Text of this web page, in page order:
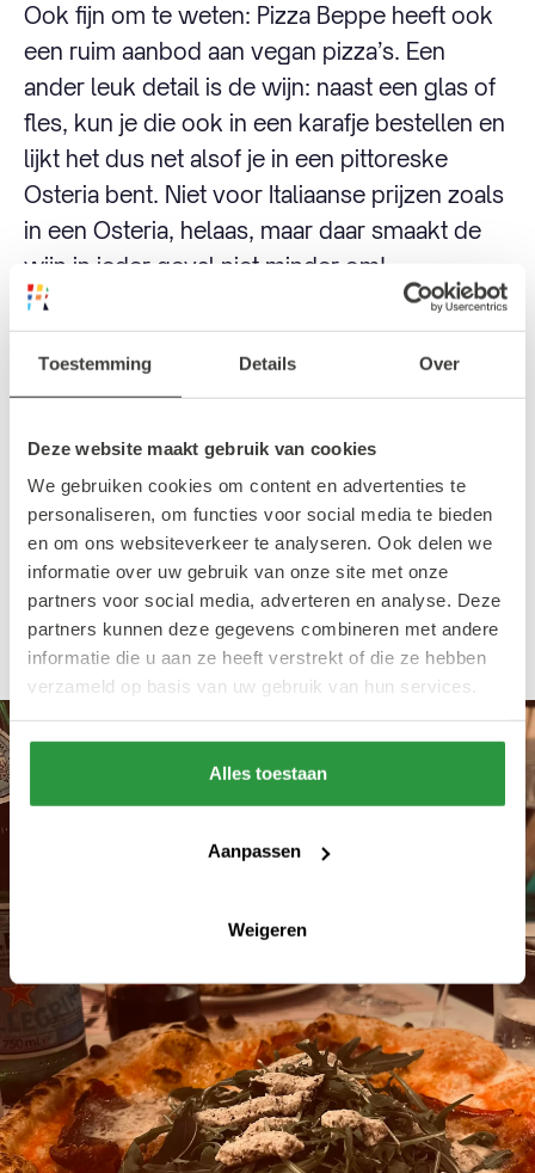
Toestemming Details Over
Deze website maakt gebruik van cookies
We gebruiken cookies om content en advertenties te
personaliseren, om functies voor social media te bieden
en om ons websiteverkeer te analyseren. Ook delen we
informatie over uw gebruik van onze site met onze
partners voor social media, adverteren en analyse. Deze
partners kunnen deze gegevens combineren met andere
informatie die u aan ze heeft verstrekt of die ze hebben
verzameld op basis van uw gebruik van hun services.
Alles toestaan
Aanpassen
Weigeren
Ook fijn om te weten: Pizza Beppe heeft ook
een ruim aanbod aan vegan pizza’s. Een
ander leuk detail is de wijn: naast een glas of
fles, kun je die ook in een karafje bestellen en
lijkt het dus net alsof je in een pittoreske
Osteria bent. Niet voor Italiaanse prijzen zoals
in een Osteria, helaas, maar daar smaakt de
wijn in ieder geval niet minder om!
We sluiten de avond af met de volgende
grande klassieker: de huisgemaakte tiramisù.
Deze is gewoon zoals hij hoort te zijn: luchtig,
romig en met een goede verhouding tussen
de room en de lange vingers. Je kunt het
eigenlijk niet overslaan.
De Maas Meisjes tippen hun favoriete
pizzeria's